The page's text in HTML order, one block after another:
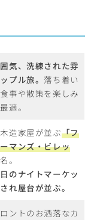
気、洗練された雰
プル旅。 落ち着い
事や散策を楽しみ
適。
造家屋が並ぶ「フ
マンズ・ビレッ
。
のナイトマーケッ
れ屋台が並ぶ。
ントのお洒落なカ